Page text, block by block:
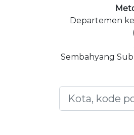
Departemen
Sembahyang